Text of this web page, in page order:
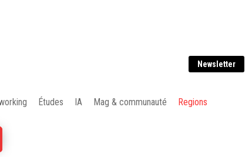
Newsletter
Études IA Mag & communauté Regions